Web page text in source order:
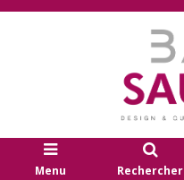
Menu Rechercher